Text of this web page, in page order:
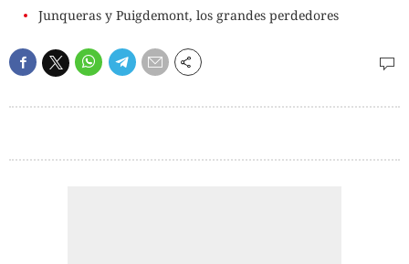
Junqueras y Puigdemont, los grandes perdedores